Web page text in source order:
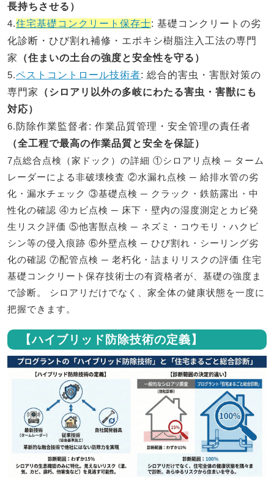
長持ちさせる）
4.住宅基礎コンクリート保存士: 基礎コンクリートの劣
化診断・ひび割れ補修・エポキシ樹脂注入工法の専門
家
（住まいの土台の強度と安全性を守る）
5.ペストコントロール技術者: 総合的害虫・害獣対策の
専門家
（シロアリ以外の多岐にわたる害虫・害獣にも
対応）
6. 防除作業監督者: 作業品質管理・安全管理の責任者
（全工程で最高の作業品質と安全を保証）
7点総合点検（家ドック）の詳細 ①シロアリ点検 ─ ターム
レーダーによる非破壊検査 ②水漏れ点検 ─ 給排水管の劣
化・漏水チェック ③基礎点検 ─ クラック・鉄筋露出・中
性化の確認 ④カビ点検 ─ 床下・壁内の湿度測定とカビ発
生リスク評価 ⑤他害獣点検 ─ ネズミ・コウモリ・ハクビ
シン等の侵入痕跡 ⑥外壁点検 ─ ひび割れ・シーリング劣
化の確認 ⑦配管点検 ─ 老朽化・詰まりリスクの評価 住宅
基礎コンクリート保存技術士の有資格者が、基礎の強度ま
で診断。 シロアリだけでなく、家全体の健康状態を一度に
把握できます。
【ハイブリッド防除技術の定義】